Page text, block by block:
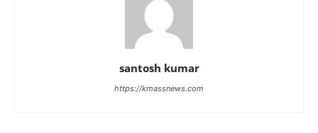
santosh kumar
https://kmassnews.com